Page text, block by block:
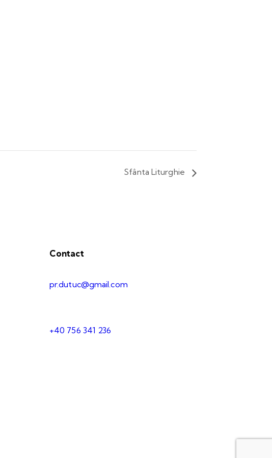
Sfânta Liturghie
Contact
pr.dutuc@gmail.com
+40 756 341 236